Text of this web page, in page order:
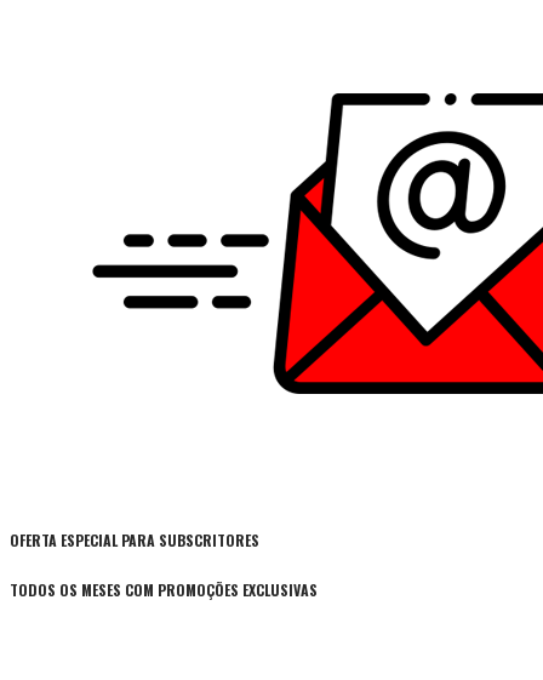
OFERTA ESPECIAL PARA SUBSCRITORES
TODOS OS MESES COM PROMOÇÕES EXCLUSIVAS